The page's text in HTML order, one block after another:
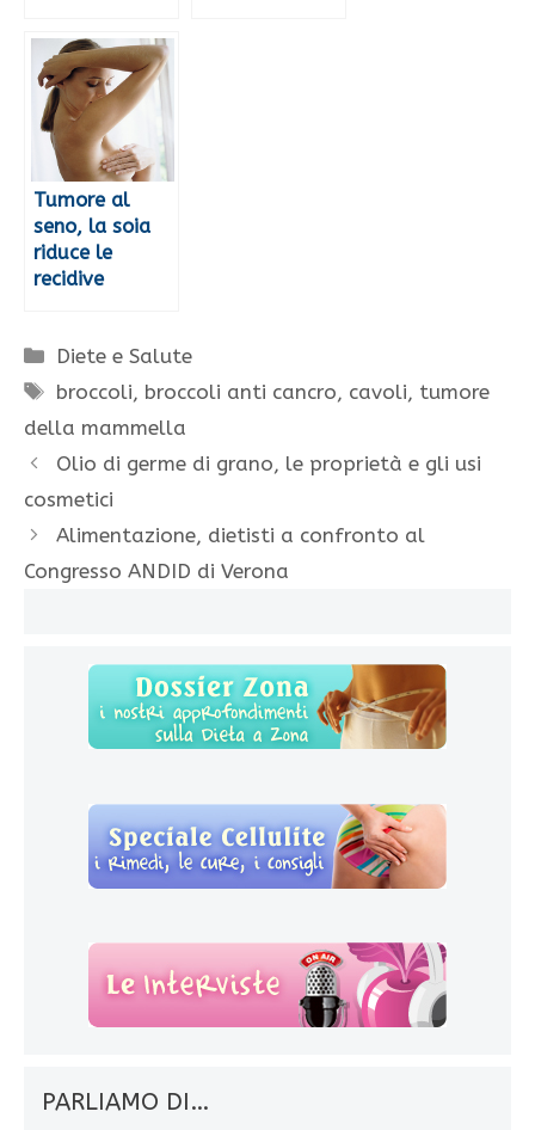
Tumore al
seno, la soia
riduce le
recidive
Categorie
Diete e Salute
Tag
broccoli, broccoli anti cancro, cavoli, tumore
della mammella
Olio di germe di grano, le proprietà e gli usi
cosmetici
Alimentazione, dietisti a confronto al
Congresso ANDID di Verona
PARLIAMO DI…